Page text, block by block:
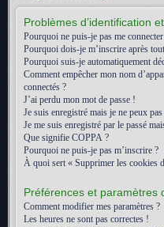
Problèmes d’identification
Pourquoi ne puis-je pas me
Pourquoi dois-je m’inscrire après
Pourquoi suis-je automatiquement
Comment empêcher mon nom
connectés ?
J’ai perdu mon mot de passe !
Je suis enregistré mais je ne peux
Je me suis enregistré par le passé
Que signifie COPPA ?
Pourquoi ne puis-je pas m’inscrire ?
À quoi sert « Supprimer les cookies
Préférences et paramètres
Comment modifier mes paramètres ?
Les heures ne sont pas correctes !